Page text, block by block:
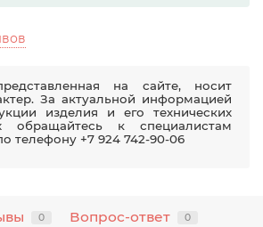
на сайте, носит
За актуальной информацией
изделия и его технических
обращайтесь к специалистам
телефону +7 924 742-90-06
0 Вопрос-ответ 0